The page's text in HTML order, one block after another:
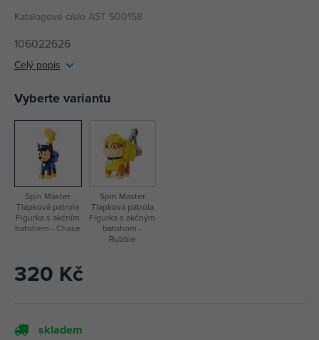
Katalogové číslo AST 500158
106022626
Celý popis
Vyberte variantu
Spin Master
Tlapková patrola
Figurka s akčním
batohem - Chase
Spin Master
Tlapková patrola
Figurka s akčným
batohom -
Rubble
320 Kč
skladem